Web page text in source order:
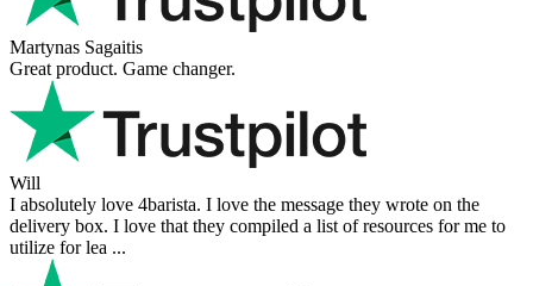
Ihor Zlobin
Fantastisk upplevelse från början till slut. Snabb leverans, mycket
bra kommunikation och produkter av hög kvalitet. Allt kom
välpackat och i perf ...
George Staf
Fast delivery. Good communication and feedback throughout the
order procedure and delivery.